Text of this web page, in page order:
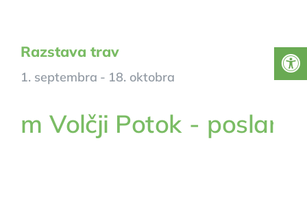
Razstava trav
1. septembra - 18. oktobra